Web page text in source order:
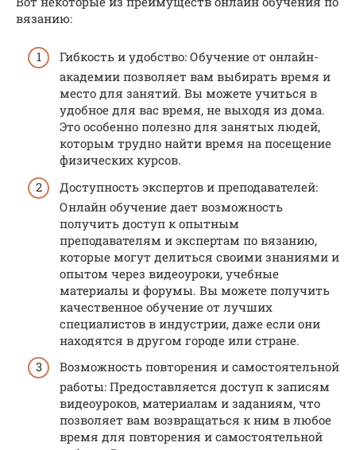
вязанию:
Гибкость и удобство: Обучение от онлайн-
академии позволяет вам выбирать время и
место для занятий. Вы можете учиться в
удобное для вас время, не выходя из дома.
Это особенно полезно для занятых людей,
которым трудно найти время на посещение
физических курсов.
Доступность экспертов и преподавателей:
Онлайн обучение дает возможность
получить доступ к опытным
преподавателям и экспертам по вязанию,
которые могут делиться своими знаниями и
опытом через видеоуроки, учебные
материалы и форумы. Вы можете получить
качественное обучение от лучших
специалистов в индустрии, даже если они
находятся в другом городе или стране.
Возможность повторения и самостоятельной
работы: Предоставляется доступ к записям
видеоуроков, материалам и заданиям, что
позволяет вам возвращаться к ним в любое
время для повторения и самостоятельной